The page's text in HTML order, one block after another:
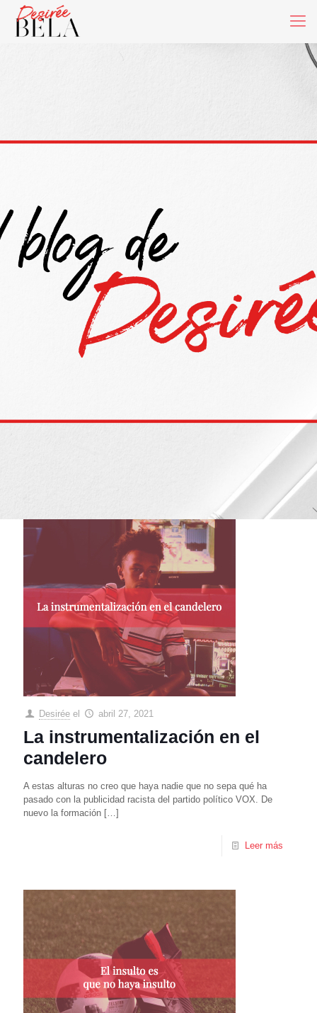
Desirée el abril 27, 2021
La instrumentalización en el
candelero
A estas alturas no creo que haya nadie que no sepa qué ha
pasado con la publicidad racista del partido político VOX. De
nuevo la formación […]
Leer más